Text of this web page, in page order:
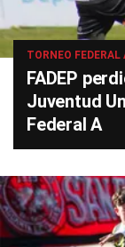
TORNEO FEDERAL
FADEP
Juventud
Federal A